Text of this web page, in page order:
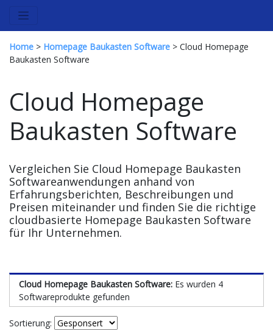
Home > Homepage Baukasten Software > Cloud Homepage
Baukasten Software
Cloud Homepage
Baukasten Software
Vergleichen Sie Cloud Homepage Baukasten
Softwareanwendungen anhand von
Erfahrungsberichten, Beschreibungen und
Preisen miteinander und finden Sie die richtige
cloudbasierte Homepage Baukasten Software
für Ihr Unternehmen.
Cloud Homepage Baukasten Software: Es wurden 4
Softwareprodukte gefunden
Sortierung: